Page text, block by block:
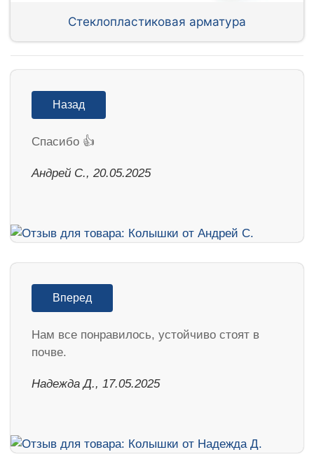
Стеклопластиковая арматура
Назад
Спасибо 👍
Андрей С., 20.05.2025
Вперед
Нам все понравилось, устойчиво стоят в
почве.
Надежда Д., 17.05.2025